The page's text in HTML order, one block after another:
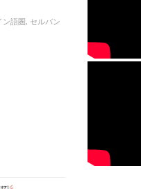
ン語圏, セルバン